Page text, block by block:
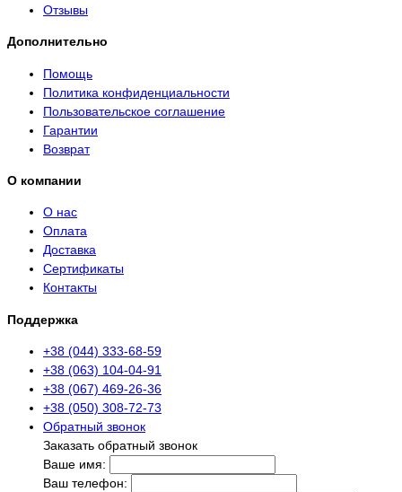
Отзывы
Дополнительно
Помощь
Политика конфиденциальности
Пользовательское соглашение
Гарантии
Возврат
О компании
О нас
Оплата
Доставка
Сертификаты
Контакты
Поддержка
+38 (044) 333-68-59
+38 (063) 104-04-91
+38 (067) 469-26-36
+38 (050) 308-72-73
Обратный звонок
Заказать обратный звонок
Ваше имя:
Ваш телефон: